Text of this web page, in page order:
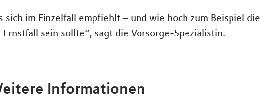
sich im Einzelfall empfiehlt – und wie hoch zum Beispiel die
sein sollte“, sagt die Vorsorge-Spezialistin.
Informationen